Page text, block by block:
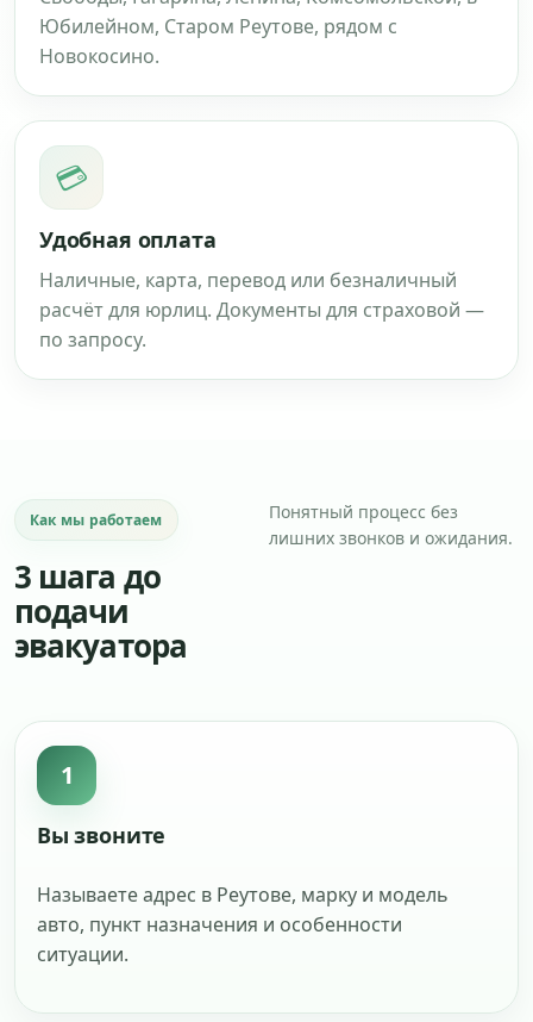
Юбилейном, Старом Реутове, рядом с
Новокосино.
💳
Удобная оплата
Наличные, карта, перевод или безналичный
расчёт для юрлиц. Документы для страховой —
по запросу.
Как мы работаем
3 шага до
подачи
эвакуатора
Понятный процесс без
лишних звонков и ожидания.
1
Вы звоните
Называете адрес в Реутове, марку и модель
авто, пункт назначения и особенности
ситуации.